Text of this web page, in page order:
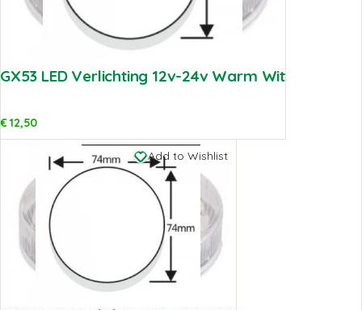
GX53 LED Verlichting 12v-24v Warm Wit
€12,50
Add to Wishlist